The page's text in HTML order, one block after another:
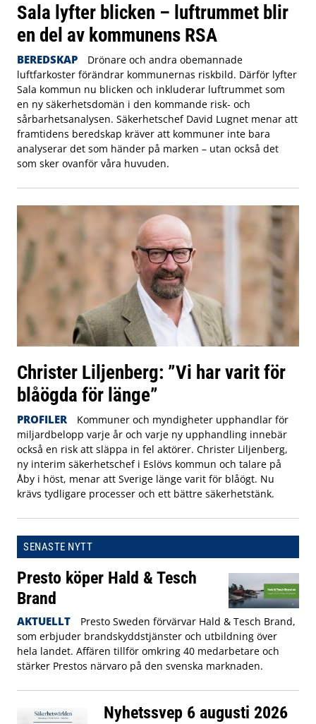
Sala lyfter blicken – luftrummet blir
en del av kommunens RSA
BEREDSKAP
Drönare och andra obemannade
luftfarkoster förändrar kommunernas riskbild. Därför lyfter
Sala kommun nu blicken och inkluderar luftrummet som
en ny säkerhetsdomän i den kommande risk- och
sårbarhetsanalysen. Säkerhetschef David Lugnet menar att
framtidens beredskap kräver att kommuner inte bara
analyserar det som händer på marken – utan också det
som sker ovanför våra huvuden.
Christer Liljenberg: ”Vi har varit för
blåögda för länge”
PROFILER
Kommuner och myndigheter upphandlar för
miljardbelopp varje år och varje ny upphandling innebär
också en risk att släppa in fel aktörer. Christer Liljenberg,
ny interim säkerhetschef i Eslövs kommun och talare på
Åby i höst, menar att Sverige länge varit för blåögt. Nu
krävs tydligare processer och ett bättre säkerhetstänk.
SENASTE NYTT
Presto köper Hald & Tesch
Brand
AKTUELLT
Presto Sweden förvärvar Hald & Tesch Brand,
som erbjuder brandskyddstjänster och utbildning över
hela landet. Affären tillför omkring 40 medarbetare och
stärker Prestos närvaro på den svenska marknaden.
Nyhetssvep 6 augusti 2026